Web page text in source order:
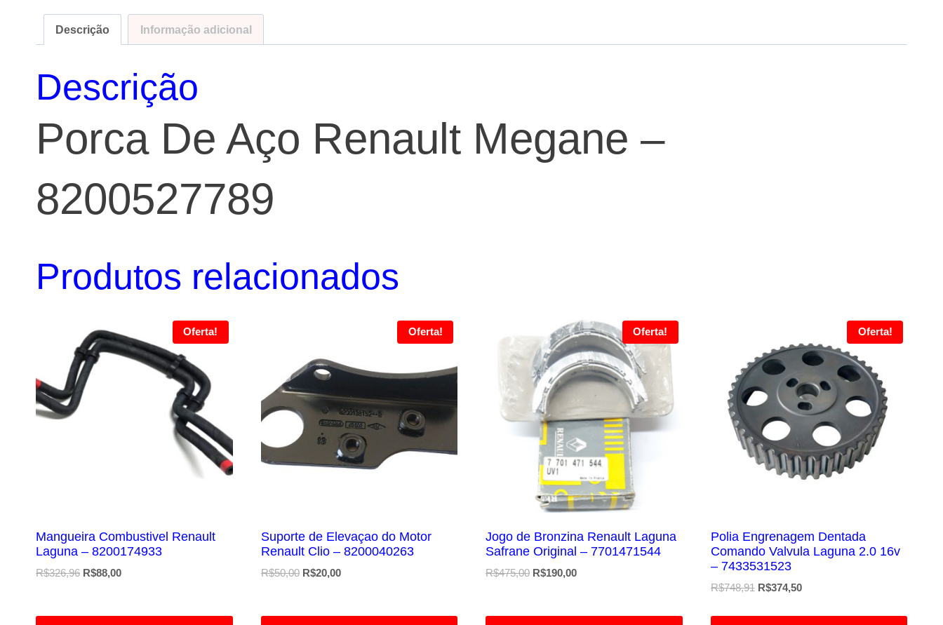
Descrição Informação adicional
Descrição
Porca De Aço Renault Megane –
8200527789
Produtos relacionados
Oferta!
Mangueira Combustivel Renault
Laguna – 8200174933
R$326,96 O
R$88,00O
Oferta!
Suporte de Elevaçao do Motor
Renault Clio – 8200040263
R$50,00 O
R$20,00O
Oferta!
Jogo de Bronzina Renault Laguna
Safrane Original – 7701471544
R$475,00 O
R$190,00O
Oferta!
Polia Engrenagem Dentada
Comando Valvula Laguna 2.0 16v
– 7433531523
R$748,91 O
R$374,50O